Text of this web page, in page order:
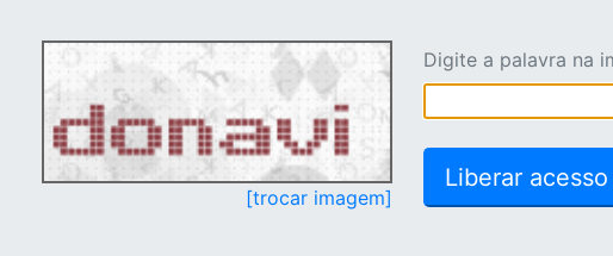
[trocar imagem]
Digite a palavra na